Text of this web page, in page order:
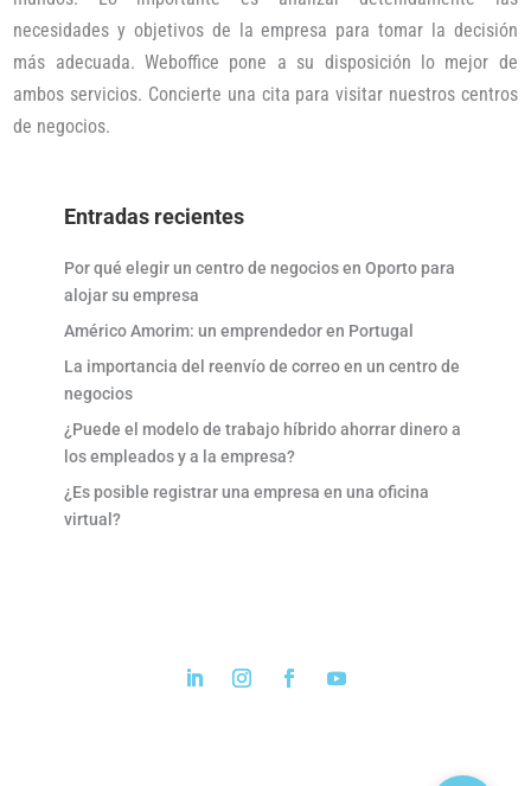
necesidades y objetivos de la empresa para tomar la decisión
más adecuada. Weboffice pone a su disposición lo mejor de
ambos servicios. Concierte una cita para visitar nuestros centros
de negocios.
Entradas recientes
Por qué elegir un centro de negocios en Oporto para
alojar su empresa
Américo Amorim: un emprendedor en Portugal
La importancia del reenvío de correo en un centro de
negocios
¿Puede el modelo de trabajo híbrido ahorrar dinero a
los empleados y a la empresa?
¿Es posible registrar una empresa en una oficina
virtual?